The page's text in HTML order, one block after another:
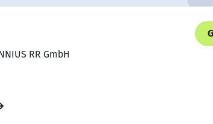
RR GmbH